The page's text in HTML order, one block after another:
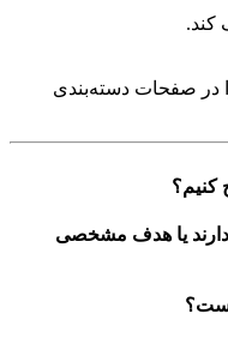
کند.
در صفحات دسته‌بندی
کنیم؟
یا هدف مشخصی